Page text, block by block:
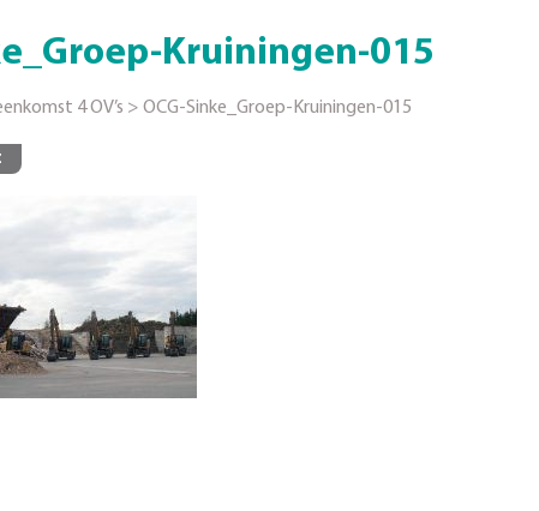
Kruiningen-015
4 OV’s > OCG-Sinke_Groep-Kruiningen-015